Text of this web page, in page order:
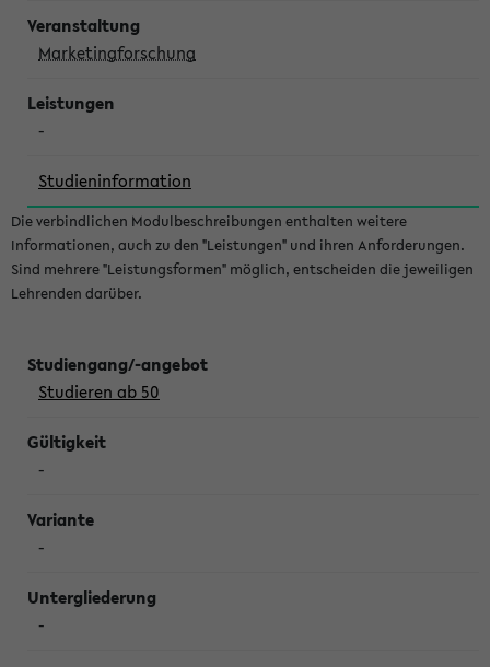
Marketingforschung
-
Studieninformation
Die verbindlichen Modulbeschreibungen enthalten weitere
Informationen, auch zu den "Leistungen" und ihren Anforderungen.
Sind mehrere "Leistungsformen" möglich, entscheiden die jeweiligen
Lehrenden darüber.
Studieren ab 50
-
-
-